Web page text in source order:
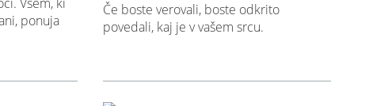
Vsem, ki
ponuja
Če boste verovali, boste odkrito
povedali, kaj je v vašem srcu.